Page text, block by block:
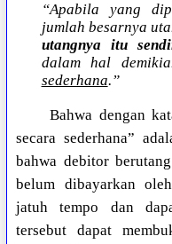
“Apabila yang
jumlah besarnya
utangnya itu
dalam hal
sederhana.”
Bahwa dengan
secara sederhana”
bahwa debitor
belum dibayarkan
jatuh tempo dan
tersebut dapat